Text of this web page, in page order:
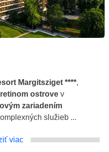
Margitsziget ****,
ostrove v
zariadením
služieb ...
viac